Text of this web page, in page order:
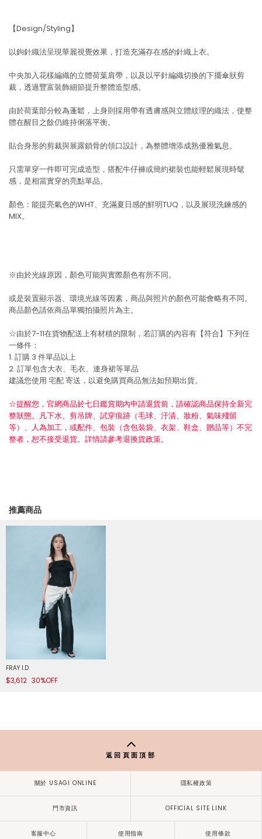
【Design/Styling】
以鉤針織法呈現華麗視覺效果，打造充滿存在感的針織上衣。
中央加入花樣編織的立體荷葉肩帶，以及以平針編織切換的下擺傘狀剪
裁，透過豐富裝飾細節提升整體造型感。
由於荷葉部分較為蓬鬆，上身則採用帶有透膚感與立體紋理的織法，使整
體在醒目之餘仍維持俐落平衡。
貼合身形的剪裁與展露鎖骨的領口設計，為整體增添成熟優雅氣息。
只需單穿一件即可完成造型，搭配牛仔褲或簡約裙裝也能輕鬆展現時髦
感，是相當實穿的亮點單品。
顏色：能提亮氣色的WHT、充滿夏日感的鮮明TUQ，以及展現洗鍊感的
MIX。
※由於光線原因，顏色可能與實際顏色有所不同。
或是裝置顯示器、環境光線等因素，商品與照片的顏色可能會略有不同。
商品顏色請依商品單獨拍攝照片為主。
☆由於7-11在貨物配送上有材積的限制，若訂購的內容有【符合】下列任
一條件：
1. 訂購 3 件單品以上
2. 訂單包含大衣、毛衣、連身裙等單品
建議您使用 宅配寄送，以避免購買商品無法如預期出貨。
☆提醒您，官網商品於七日鑑賞期內申請退貨前，請確認商品保持全新完
整狀態。凡下水、剪吊牌、試穿痕跡（毛球、汙漬、妝粉、氣味殘留
等）、人為加工，或配件、包裝（含包裝袋、衣架、鞋盒、贈品等）不完
整者，恕不接受退貨。詳情請參考退換貨政策。
推薦商品
FRAY I.D
$3,612 30%OFF
返回頁面頂部
關於 USAGI ONLINE 隱私權政策
門市資訊 OFFICIAL SITE LINK
客服中心 使用指南 使用條款